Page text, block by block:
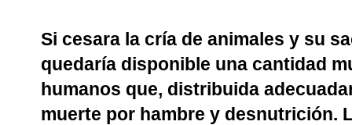
Si cesara la cría de animales y su
quedaría disponible una cantidad
humanos que, distribuida
muerte por hambre y desnutrición.